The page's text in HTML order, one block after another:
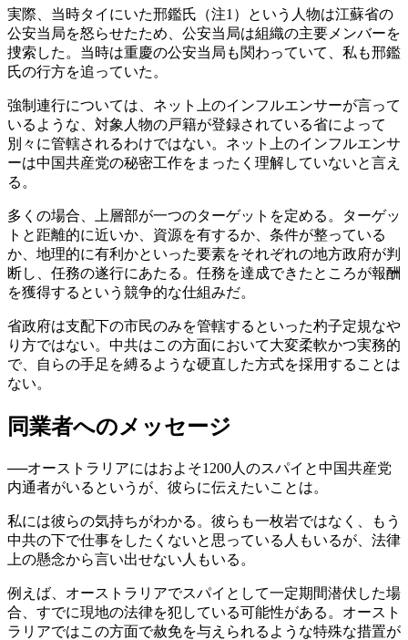
実際、当時タイにいた邢鑑氏（注1）という人物は江蘇省の
公安当局を怒らせたため、公安当局は組織の主要メンバーを
捜索した。当時は重慶の公安当局も関わっていて、私も邢鑑
氏の行方を追っていた。
強制連行については、ネット上のインフルエンサーが言って
いるような、対象人物の戸籍が登録されている省によって
別々に管轄されるわけではない。ネット上のインフルエンサ
ーは中国共産党の秘密工作をまったく理解していないと言え
る。
多くの場合、上層部が一つのターゲットを定める。ターゲッ
トと距離的に近いか、資源を有するか、条件が整っている
か、地理的に有利かといった要素をそれぞれの地方政府が判
断し、任務の遂行にあたる。任務を達成できたところが報酬
を獲得するという競争的な仕組みだ。
省政府は支配下の市民のみを管轄するといった杓子定規なや
り方ではない。中共はこの方面において大変柔軟かつ実務的
で、自らの手足を縛るような硬直した方式を採用することは
ない。
同業者へのメッセージ
──オーストラリアにはおよそ1200人のスパイと中国共産党
内通者がいるというが、彼らに伝えたいことは。
私には彼らの気持ちがわかる。彼らも一枚岩ではなく、もう
中共の下で仕事をしたくないと思っている人もいるが、法律
上の懸念から言い出せない人もいる。
例えば、オーストラリアでスパイとして一定期間潜伏した場
合、すでに現地の法律を犯している可能性がある。オースト
ラリアではこの方面で赦免を与えられるような特殊な措置が